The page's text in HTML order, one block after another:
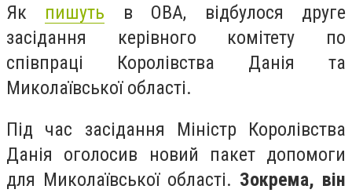
Як пишуть в ОВА, відбулося друге
засідання керівного комітету по
співпраці Королівства Данія та
Миколаївської області.
Під час засідання Міністр Королівства
Данія оголосив новий пакет допомоги
для Миколаївської області. Зокрема, він